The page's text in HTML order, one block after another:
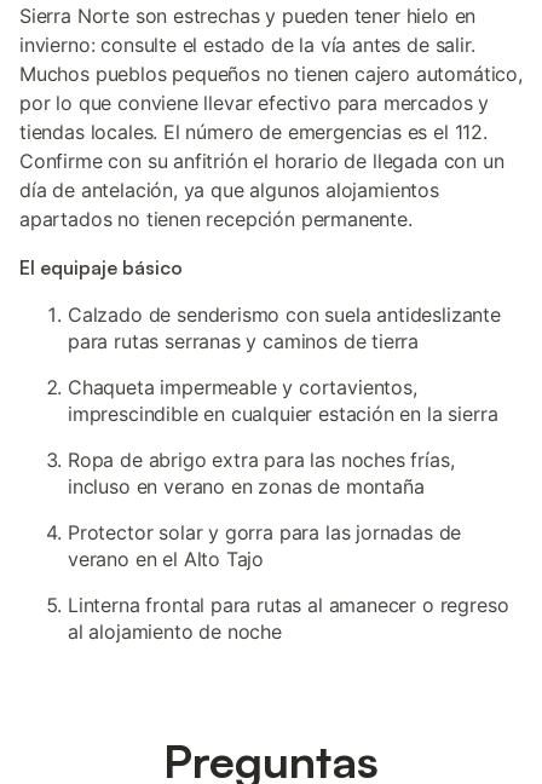
Sierra Norte son estrechas y pueden tener hielo en
invierno: consulte el estado de la vía antes de salir.
Muchos pueblos pequeños no tienen cajero automático,
por lo que conviene llevar efectivo para mercados y
tiendas locales. El número de emergencias es el 112.
Confirme con su anfitrión el horario de llegada con un
día de antelación, ya que algunos alojamientos
apartados no tienen recepción permanente.
El equipaje básico
Calzado de senderismo con suela antideslizante
para rutas serranas y caminos de tierra
Chaqueta impermeable y cortavientos,
imprescindible en cualquier estación en la sierra
Ropa de abrigo extra para las noches frías,
incluso en verano en zonas de montaña
Protector solar y gorra para las jornadas de
verano en el Alto Tajo
Linterna frontal para rutas al amanecer o regreso
al alojamiento de noche
Preguntas